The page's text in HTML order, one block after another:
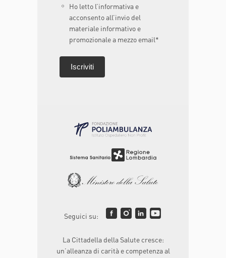
Ho letto l’informativa e
acconsento all’invio del
materiale informativo e
promozionale a mezzo email*
Seguici su:
La Cittadella della Salute cresce:
un’alleanza di carità e competenza al